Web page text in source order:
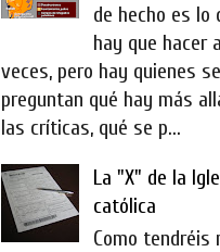
de hecho es lo
hay que hacer a
veces, pero hay quienes se
preguntan qué hay más
las críticas, qué se p...
La "X" de la
católica
Como tendréis